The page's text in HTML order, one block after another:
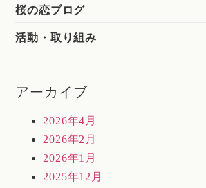
桜の恋ブログ
活動・取り組み
アーカイブ
2026年4月
2026年2月
2026年1月
2025年12月